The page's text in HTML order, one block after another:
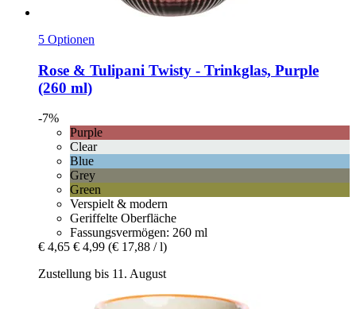
5 Optionen
Rose & Tulipani Twisty -​ Trinkglas, Purple
(260 ml)
-7%
Purple
Clear
Blue
Grey
Green
Verspielt & modern
Geriffelte Oberfläche
Fassungsvermögen: 260 ml
€ 4,65 € 4,99 (€ 17,88 / l)
Zustellung bis 11. August